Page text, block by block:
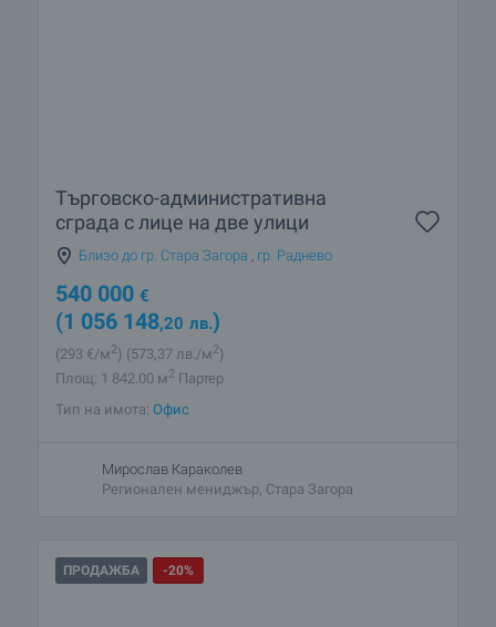
Търговско-административна
сграда с лице на две улици
Близо до гр. Стара Загора гр. Раднево
540 000 €
(1 056 148,20 лв.)
(293 €/м2) (573 ,37 лв./м2)
Площ: 1 842.00 м2 Партер
Тип на имота: Офис
Мирослав Караколев
Регионален мениджър, Стара Загора
ПРОДАЖБА -20%